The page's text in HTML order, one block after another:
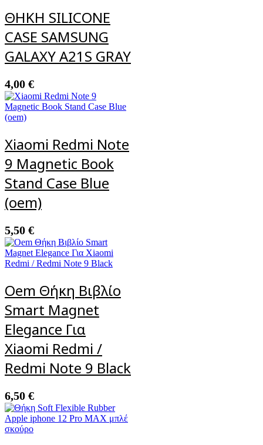
ΘΗΚH SILICONE
CASE SAMSUNG
GALAXY A21S GRAY
4,00 €
Xiaomi Redmi Note
9 Magnetic Book
Stand Case Blue
(oem)
5,50 €
Oem Θήκη Βιβλίο
Smart Magnet
Elegance Για
Xiaomi Redmi /
Redmi Note 9 Black
6,50 €